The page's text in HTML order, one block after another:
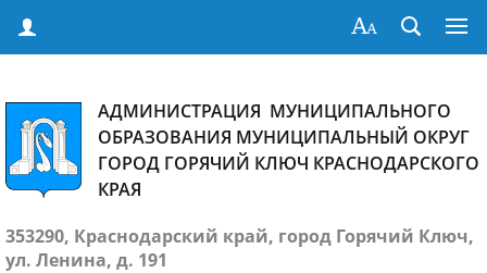
АДМИНИСТРАЦИЯ МУНИЦИПАЛЬНОГО
ОБРАЗОВАНИЯ МУНИЦИПАЛЬНЫЙ ОКРУГ
ГОРОД ГОРЯЧИЙ КЛЮЧ КРАСНОДАРСКОГО
КРАЯ
353290, Краснодарский край, город Горячий Ключ,
ул. Ленина, д. 191